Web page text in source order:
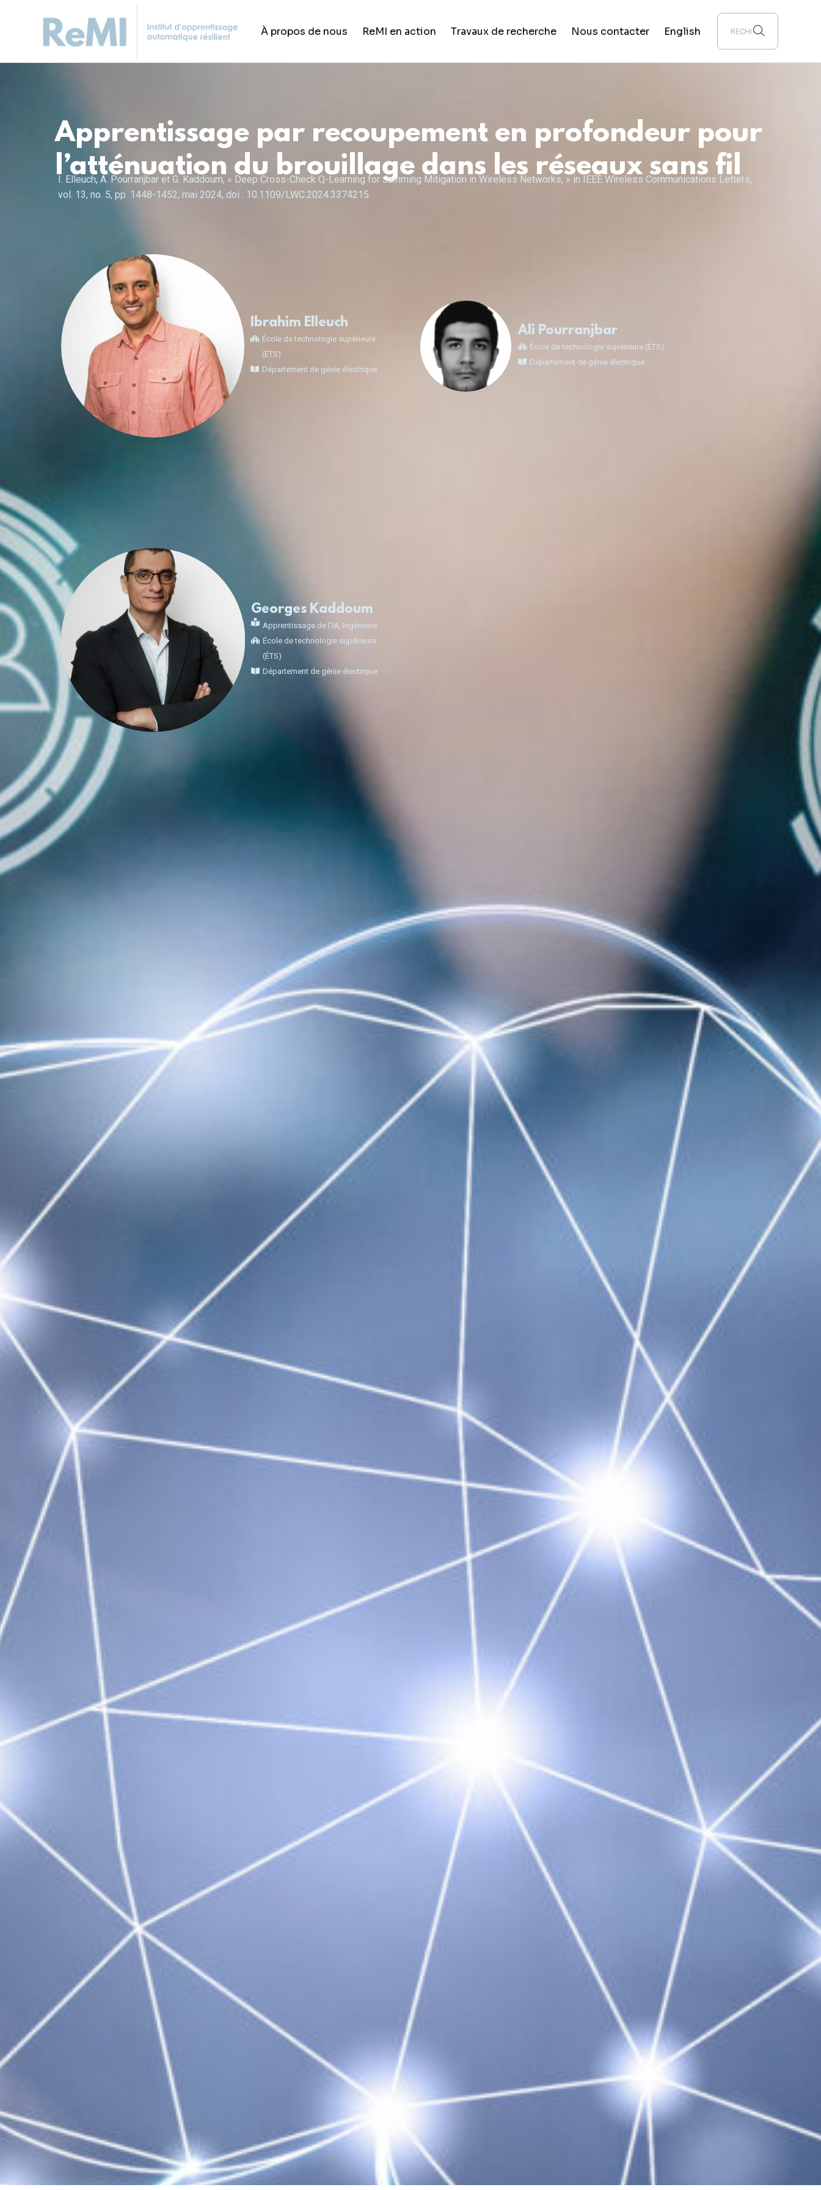
À propos de nous ReMI en action
Opportunités de carrière
Nouvelles et mises à jour
Travaux de recherche Nous contacter English
Apprentissage par recoupement en profondeur pour
l’atténuation du brouillage dans les réseaux sans fil
I. Elleuch, A. Pourranjbar et G. Kaddoum, « Deep Cross-Check Q-Learning for Jamming Mitigation in Wireless Networks, » in IEEE Wireless Communications Letters,
vol. 13, no. 5, pp. 1448-1452, mai 2024, doi : 10.1109/LWC.2024.3374215
Ibrahim Elleuch
École de technologie supérieure
(ÉTS)
Département de génie électrique
Ali Pourranjbar
École de technologie supérieure (ÉTS)
Département de génie électrique
Georges Kaddoum
Apprentissage de l'IA Ingénierie
École de technologie supérieure
(ÉTS)
Département de génie électrique